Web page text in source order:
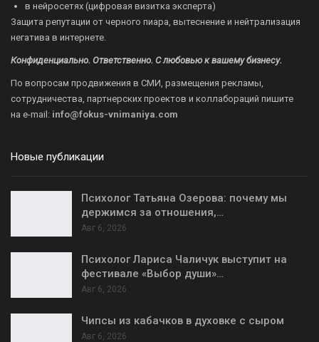
в нейросетях (цифровая визитка эксперта)
Защита репутации от черного пиара, вытеснение и нейтрализация
негатива в интернете.
Конфиденциально. Ответственно. С любовью к вашему бизнесу.
По вопросам продвижения в СМИ, размещения рекламы,
сотрудничества, партнерских проектов и коллабораций пишите
на e-mail: info@fokus-vnimaniya.com
Новые публикации
Психолог Татьяна Озерова: почему мы
держимся за отношения,…
Авг 6, 2026
Психолог Лариса Чаличук выступит на
фестивале «Выбор души»…
Авг 6, 2026
Чипсы из кабачков в духовке с сыром
Авг 6, 2026